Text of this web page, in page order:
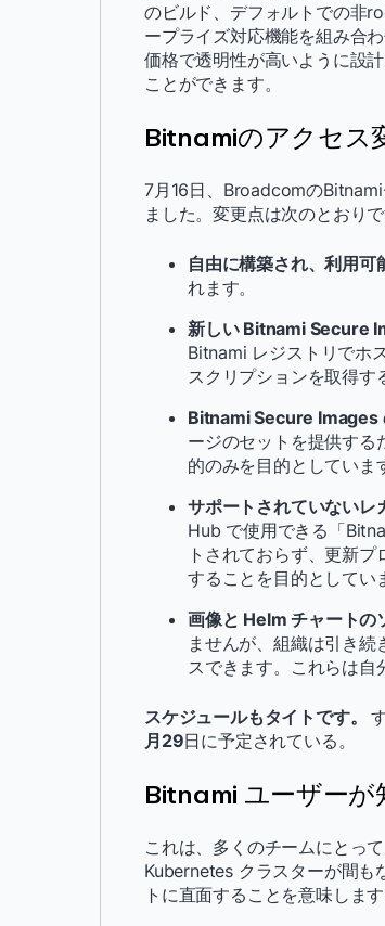
のビルド、デフォルトでの非
ープライズ対応機能を組み合
価格で透明性が高いように設
ことができます。
Bitnamiのアクセス
7月16日、Broadcomの
ました。変更点は次のとおりで
自由に構築され、利用可
れます。
新しい Bitnami Secure
Bitnami レジストリでホ
スクリプションを取得す
Bitnami Secure Images
ージのセットを提供する
的のみを目的としていま
サポートされていないレ
Hub で使用できる「
トされておらず、更新
することを目的としてい
画像と Helm チャートの
ませんが、組織は引き
スできます。これらは自
スケジュールもタイトです。
月29日に予定されている。
Bitnami ユーザーが
これは、多くのチームにとっ
Kubernetes クラスターが間も
トに直面することを意味します